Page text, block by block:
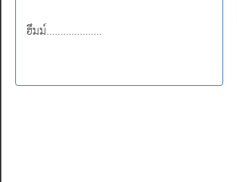
ฮึมม์....................